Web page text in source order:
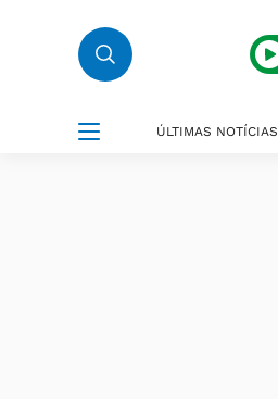
ÚLTIMAS NOTÍCIAS